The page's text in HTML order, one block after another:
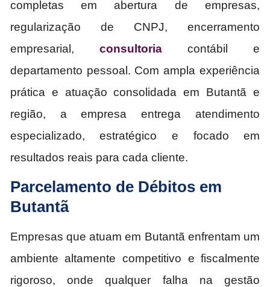
completas em abertura de empresas,
regularização de CNPJ, encerramento
empresarial, consultoriacontábil e
departamento pessoal. Com ampla experiência
prática e atuação consolidada em Butantã e
região, a empresa entrega atendimento
especializado, estratégico e focado em
resultados reais para cada cliente.
Parcelamento de Débitos em
Butantã
Empresas que atuam em Butantã enfrentam um
ambiente altamente competitivo e fiscalmente
rigoroso, onde qualquer falha na gestão